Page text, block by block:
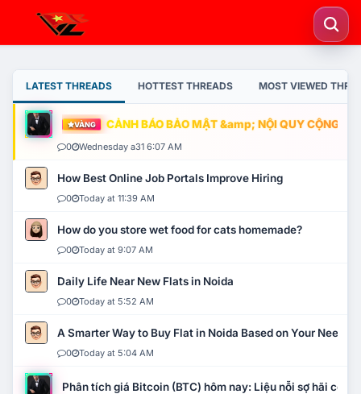
LATEST THREADS HOTTEST THREADS MOST VIEWED
VÀNG CẢNH BÁO BẢO MẬT &amp; NỘI QUY CỘNG
0 Wednesday a31 6:07 AM
How Best Online Job Portals Improve Hiring
0 Today at 11:39 AM
How do you store wet food for cats homemade?
0 Today at 9:07 AM
Daily Life Near New Flats in Noida
0 Today at 5:52 AM
A Smarter Way to Buy Flat in Noida Based on Your Needs
0 Today at 5:04 AM
Phân tích giá Bitcoin (BTC) hôm nay: Liệu nỗi sợ hãi có